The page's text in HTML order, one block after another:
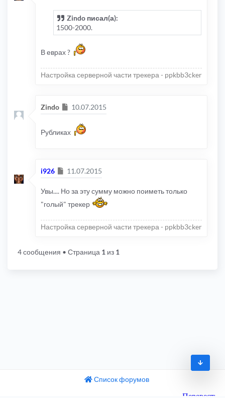
Zindo писал(а):
1500-2000.
В еврах ?
Настройка серверной части трекера - ppkbb3cker
Zindo Сообщение
10.07.2015
Рубликах
i926 Сообщение
11.07.2015
Увы.... Но за эту сумму можно поиметь только
"голый" трекер
Настройка серверной части трекера - ppkbb3cker
4 сообщения • Страница 1 из 1
Список форумов